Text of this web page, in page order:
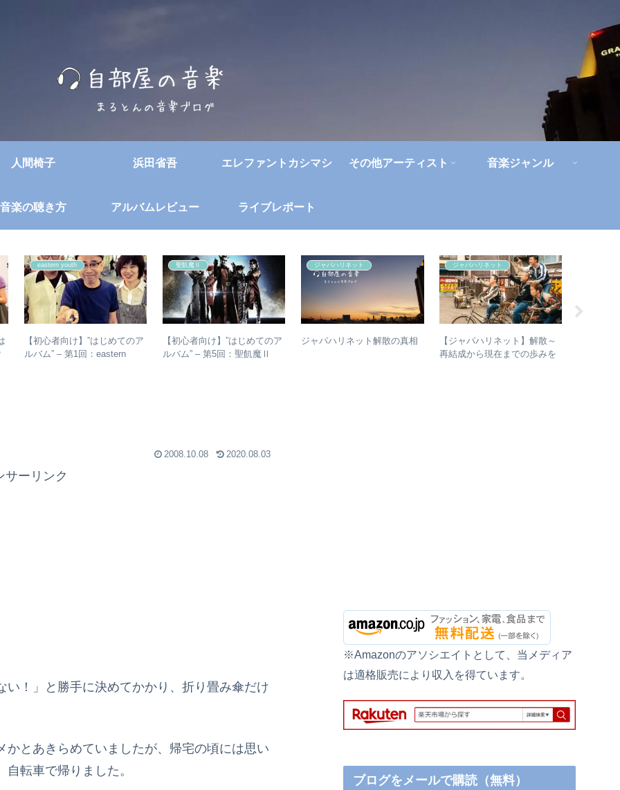
人間椅子 浜田省吾 エレファントカシマシ その他アーティスト 音楽ジャンル
音楽の聴き方 アルバムレビュー ライブレポート
eastern youth
【初心者向け】”はじめてのア
ルバム” – 第1回：eastern
聖飢魔Ⅱ
【初心者向け】”はじめてのア
ルバム” – 第5回：聖飢魔Ⅱ
ジャパハリネット
ジャパハリネット解散の真相
ジャパハリネット
【ジャパハリネット】解散～
再結成から現在までの歩みを
2008.10.08 2020.08.03
サーリンク
！」と勝手に決めてかかり、折り畳み傘だけ
とあきらめていましたが、帰宅の頃には思い
転車で帰りました。
※Amazonのアソシエイトとして、当メディア
は適格販売により収入を得ています。
ブログをメールで購読（無料）